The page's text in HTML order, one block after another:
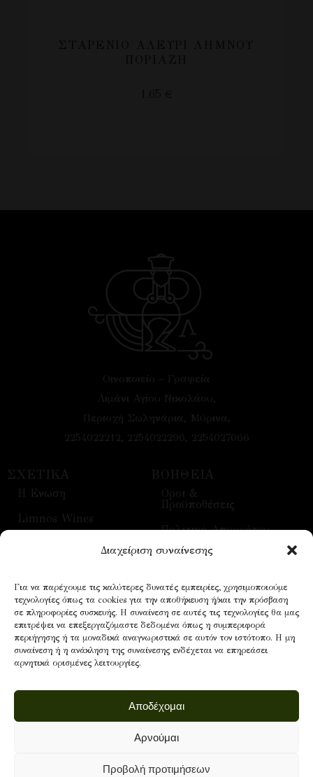
Διαχείριση συναίνεσης
Για να παρέχουμε τις καλύτερες δυνατές εμπειρίες, χρησιμοποιούμε
τεχνολογίες όπως τα cookies για την αποθήκευση ή/και την πρόσβαση
σε πληροφορίες συσκευής. Η συναίνεση σε αυτές τις τεχνολογίες θα μας
επιτρέψει να επεξεργαζόμαστε δεδομένα όπως η συμπεριφορά
περιήγησης ή τα μοναδικά αναγνωριστικά σε αυτόν τον ιστότοπο. Η μη
συναίνεση ή η ανάκληση της συναίνεσης ενδέχεται να επηρεάσει
αρνητικά ορισμένες λειτουργίες.
Αποδέχομαι
Αρνούμαι
Προβολή προτιμήσεων
ΣΤΑΡΈΝΙΟ ΑΛΕΎΡΙ ΛΉΜΝΟΥ
ΠΟΡΙΆΖΗ
Οινοποιείο – Γραφεία
Λιμάνι Αγίου Νικολάου,
Περιοχή Σωληνάρια, Μύρινα,
2254022212, 2254022296, 2254027066
ΣΧΕΤΙΚΑ
H Ενωση
Limnos Wines
Οίνοι
ΒΟΗΘΕΙΑ
Οροι &
Προϋποθέσεις
Πολιτική Απορρήτου
Τρόποι Αποστολής
Επικοινωνία
NEWSLETTER